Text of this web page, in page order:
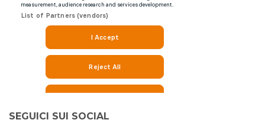
SEGUICI SUI SOCIAL